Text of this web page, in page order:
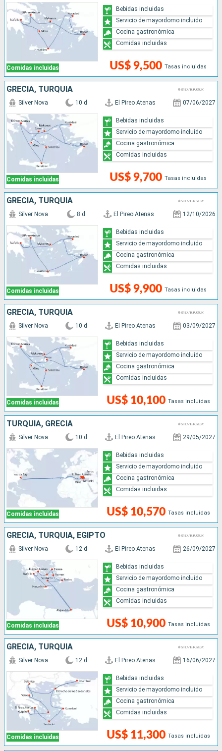
Comidas incluidas US$ 9,500 Tasas incluidas
Bebidas incluidas
Servicio de mayordomo incluido
Cocina gastronómica
Comidas incluidas
GRECIA, TURQUÍA
Comidas incluidas
Silver Nova 10 d El Pireo Atenas 07/06/2027
US$ 9,700 Tasas incluidas
Bebidas incluidas
Servicio de mayordomo incluido
Cocina gastronómica
Comidas incluidas
GRECIA, TURQUÍA
Comidas incluidas
Silver Nova 8 d El Pireo Atenas 12/10/2026
US$ 9,900 Tasas incluidas
Bebidas incluidas
Servicio de mayordomo incluido
Cocina gastronómica
Comidas incluidas
GRECIA, TURQUÍA
Comidas incluidas
Silver Nova 10 d El Pireo Atenas 03/09/2027
US$ 10,100 Tasas incluidas
Bebidas incluidas
Servicio de mayordomo incluido
Cocina gastronómica
Comidas incluidas
TURQUÍA, GRECIA
Comidas incluidas
Silver Nova 10 d El Pireo Atenas 29/05/2027
US$ 10,570 Tasas incluidas
Bebidas incluidas
Servicio de mayordomo incluido
Cocina gastronómica
Comidas incluidas
GRECIA, TURQUÍA, EGIPTO
Comidas incluidas
Silver Nova 12 d El Pireo Atenas 26/09/2027
US$ 10,900 Tasas incluidas
Bebidas incluidas
Servicio de mayordomo incluido
Cocina gastronómica
Comidas incluidas
GRECIA, TURQUÍA
Comidas incluidas
Silver Nova 12 d El Pireo Atenas 16/06/2027
US$ 11,300 Tasas incluidas
Bebidas incluidas
Servicio de mayordomo incluido
Cocina gastronómica
Comidas incluidas